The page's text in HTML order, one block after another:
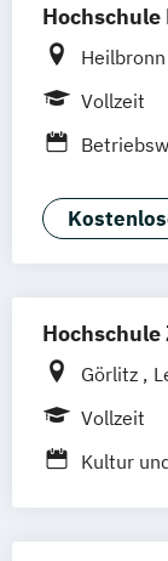
Heilbronn
Vollzeit
Hotel-
(DE/EN)
Görlitz
Vollzeit
Kultur